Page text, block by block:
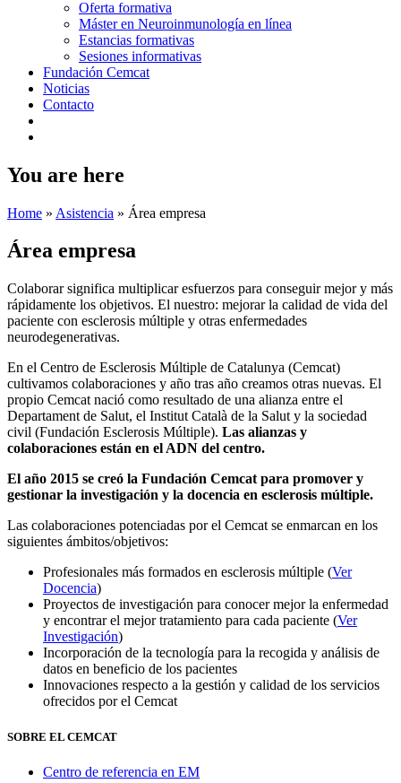
Oferta formativa
Máster en Neuroinmunología en línea
Estancias formativas
Sesiones informativas
Fundación Cemcat
Noticias
Contacto
You are here
Home » Asistencia » Área empresa
Área empresa
Colaborar significa multiplicar esfuerzos para conseguir mejor y más
rápidamente los objetivos. El nuestro: mejorar la calidad de vida del
paciente con esclerosis múltiple y otras enfermedades
neurodegenerativas.
En el Centro de Esclerosis Múltiple de Catalunya (Cemcat)
cultivamos colaboraciones y año tras año creamos otras nuevas. El
propio Cemcat nació como resultado de una alianza entre el
Departament de Salut, el Institut Català de la Salut y la sociedad
civil (Fundación Esclerosis Múltiple). Las alianzas y
colaboraciones están en el ADN del centro.
El año 2015 se creó la Fundación Cemcat para promover y
gestionar la investigación y la docencia en esclerosis múltiple.
Las colaboraciones potenciadas por el Cemcat se enmarcan en los
siguientes ámbitos/objetivos:
Profesionales más formados en esclerosis múltiple (Ver
Docencia)
Proyectos de investigación para conocer mejor la enfermedad
y encontrar el mejor tratamiento para cada paciente (Ver
Investigación)
Incorporación de la tecnología para la recogida y análisis de
datos en beneficio de los pacientes
Innovaciones respecto a la gestión y calidad de los servicios
ofrecidos por el Cemcat
SOBRE EL CEMCAT
Centro de referencia en EM